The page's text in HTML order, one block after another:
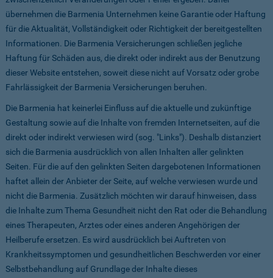
übernehmen die Barmenia Unternehmen keine Garantie oder Haftung
für die Aktualität, Vollständigkeit oder Richtigkeit der bereitgestellten
Informationen. Die Barmenia Versicherungen schließen jegliche
Haftung für Schäden aus, die direkt oder indirekt aus der Benutzung
dieser Website entstehen, soweit diese nicht auf Vorsatz oder grobe
Fahrlässigkeit der Barmenia Versicherungen beruhen.
Die Barmenia hat keinerlei Einfluss auf die aktuelle und zukünftige
Gestaltung sowie auf die Inhalte von fremden Internetseiten, auf die
direkt oder indirekt verwiesen wird (sog. "Links"). Deshalb distanziert
sich die Barmenia ausdrücklich von allen Inhalten aller gelinkten
Seiten. Für die auf den gelinkten Seiten dargebotenen Informationen
haftet allein der Anbieter der Seite, auf welche verwiesen wurde und
nicht die Barmenia. Zusätzlich möchten wir darauf hinweisen, dass
die Inhalte zum Thema Gesundheit nicht den Rat oder die Behandlung
eines Therapeuten, Arztes oder eines anderen Angehörigen der
Heilberufe ersetzen. Es wird ausdrücklich bei Auftreten von
Krankheitssymptomen und gesundheitlichen Beschwerden vor einer
Selbstbehandlung auf Grundlage der Inhalte dieses